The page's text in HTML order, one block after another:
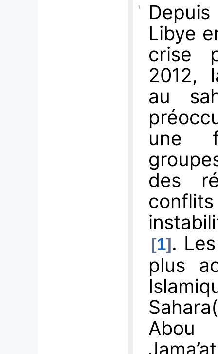
1
Libye
crise
2012,
au
une
des
1 .
plus
Abou